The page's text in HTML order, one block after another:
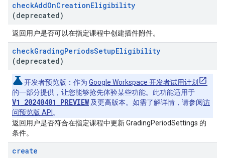
checkAddOnCreationEligibility
(deprecated)
返回用户是否可以在指定课程中创建插件附件。
checkGradingPeriodsSetupEligibility
(deprecated)
开发者预览版 ：作为 Google Workspace 开发者试用计划
的一部分提供，让您能够抢先体验某些功能。此功能适用于
V1_20240401_PREVIEW及更高版本。如需了解详情，请参阅访
问预览版 API 。
返回用户是否符合在指定课程中更新 GradingPeriodSettings 的
条件。
create